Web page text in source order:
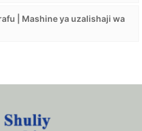
| Mashine ya uzalishaji wa